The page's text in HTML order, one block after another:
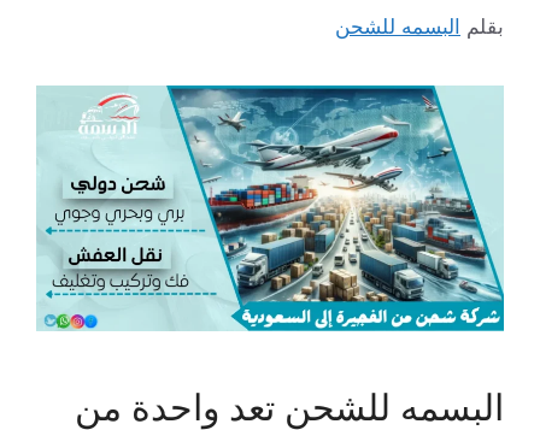
بقلم البسمه للشحن
البسمه للشحن تعد واحدة من